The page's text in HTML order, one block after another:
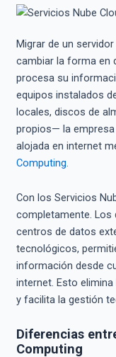
Migrar de un
cambiar la forma en
procesa su
equipos instalados
locales, discos de
propios— la
alojada en internet
Computing.
Con los Servicios
completamente. Los
centros de datos
tecnológicos,
información desde
internet. Esto
y facilita la gestión
Diferencias
Computing